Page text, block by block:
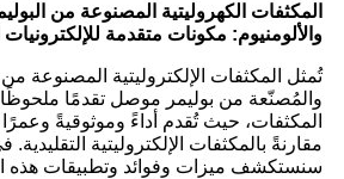
المكثفات الكهروليتية المصنوعة من
والألومنيوم: مكونات متقدمة للإلكترونيات
تُمثل المكثفات الإلكتروليتية المصنوعة
والمُصنّعة من بوليمر موصل تقدمًا ملحوظًا
المكثفات، حيث تُقدم أداءً وموثوقيةً وعمرًا
مقارنةً بالمكثفات الإلكتروليتية التقليدية.
سنستكشف ميزات وفوائد وتطبيقات هذه